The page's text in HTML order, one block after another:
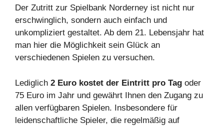
Der Zutritt zur Spielbank Norderney ist nicht nur
erschwinglich, sondern auch einfach und
unkompliziert gestaltet. Ab dem 21. Lebensjahr hat
man hier die Möglichkeit sein Glück an
verschiedenen Spielen zu versuchen.
Lediglich 2 Euro kostet der Eintritt pro Tag oder
75 Euro im Jahr und gewährt Ihnen den Zugang zu
allen verfügbaren Spielen. Insbesondere für
leidenschaftliche Spieler, die regelmäßig auf